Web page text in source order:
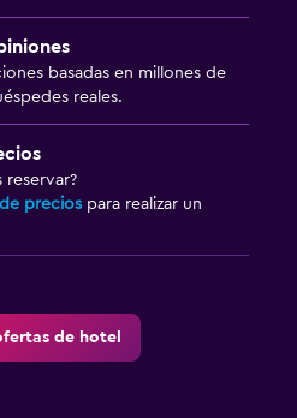
basadas en millones de
reales.
reservar?
precios para realizar un
de hotel